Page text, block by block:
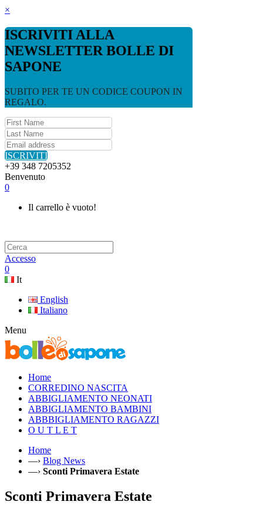
×
ISCRIVITI ALLA
NEWSLETTER BOLLE DI
SAPONE
SUBITO PER TE UN CODICE COUPON IN
REGALO.
ISCRIVITI
+39 348 7205352
Benvenuto
0
Il carrello è vuoto!
Accesso
0
It
English
Italiano
Menu
Home
CORREDINO NASCITA
ABBIGLIAMENTO NEONATI
ABBIGLIAMENTO BAMBINI
ABBBIGLIAMENTO RAGAZZI
O U T L E T
Home
—› Blog News
—› Sconti Primavera Estate
Sconti Primavera Estate